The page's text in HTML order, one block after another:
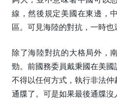
線，然後規定美國在東邊，
區。可見海陸的對抗，一時也
除了海陸對抗的大格局外，
勁。前國務委員戴秉國在美
不得以任何方式，執行非法
通牒了。可是如果最後通牒